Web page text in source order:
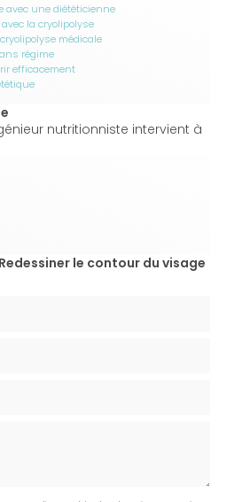
avec une diététicienne
la cryolipolyse
médicale
régime
efficacement
nutritionniste intervient à
le contour du visage